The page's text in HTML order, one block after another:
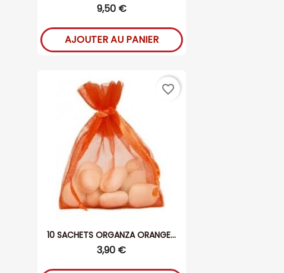
9,50 €
AJOUTER AU PANIER
10 SACHETS ORGANZA ORANGE...
3,90 €
favorite_border